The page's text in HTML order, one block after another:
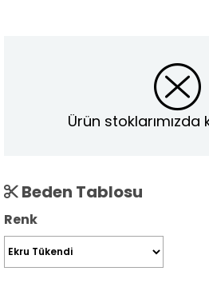
Ürün stoklarımızda
Beden Tablosu
Renk